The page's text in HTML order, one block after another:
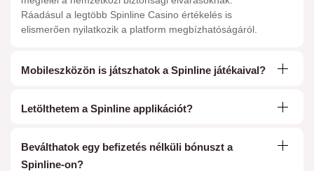
Ráadásul a legtöbb Spinline Casino értékelés is
elismerően nyilatkozik a platform megbízhatóságáról.
Mobileszközön is játszhatok a Spinline játékaival?
Letölthetem a Spinline applikációt?
Beválthatok egy befizetés nélküli bónuszt a
Spinline-on?